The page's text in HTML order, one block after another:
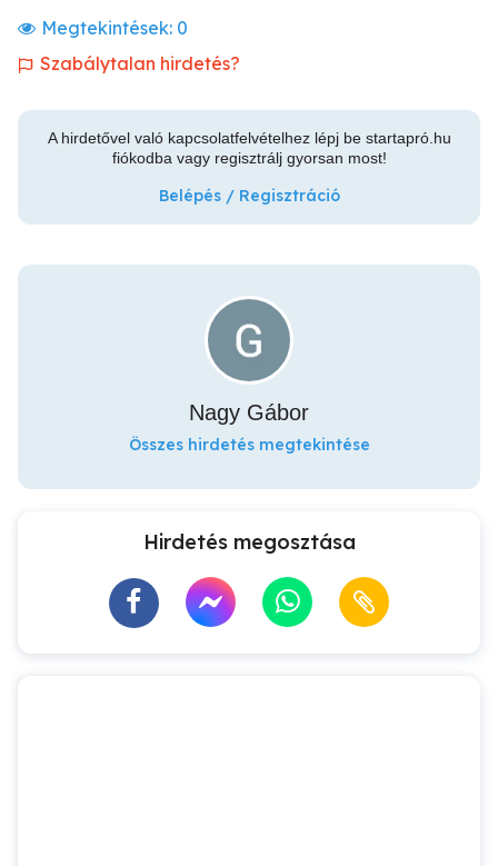
Megtekintések: 0
Szabálytalan hirdetés?
A hirdetővel való kapcsolatfelvételhez lépj be startapró.hu
fiókodba vagy regisztrálj gyorsan most!
Belépés / Regisztráció
Nagy Gábor
Összes hirdetés megtekintése
Hirdetés megosztása